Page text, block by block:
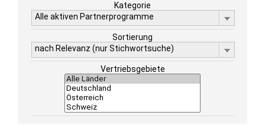
Kategorie
Alle aktiven Partnerprogramme
Sortierung
nach Relevanz (nur Stichwortsuche)
Vertriebsgebiete